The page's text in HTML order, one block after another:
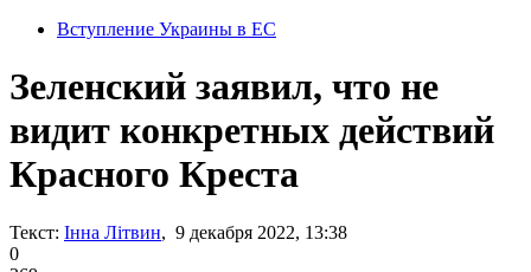
Вступление Украины в ЕС
Зеленский заявил, что не
видит конкретных действий
Красного Креста
Текст: Інна Літвин, 9 декабря 2022, 13:38
0